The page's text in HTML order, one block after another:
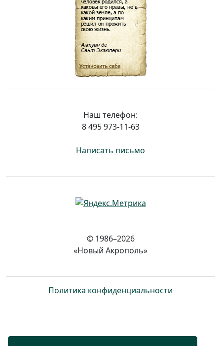
Наш телефон:
8 495 973-11-63
Написать письмо
© 1986–2026
«Новый Акрополь»
Политика конфиденциальности